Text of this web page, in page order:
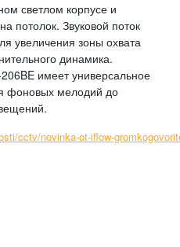
светлом корпусе и
потолок. Звуковой поток
увеличения зоны охвата
динамика.
имеет универсальное
фоновых мелодий до
cctv/novinka-ot-iflow-